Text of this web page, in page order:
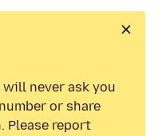
will never ask you
or share
Please report